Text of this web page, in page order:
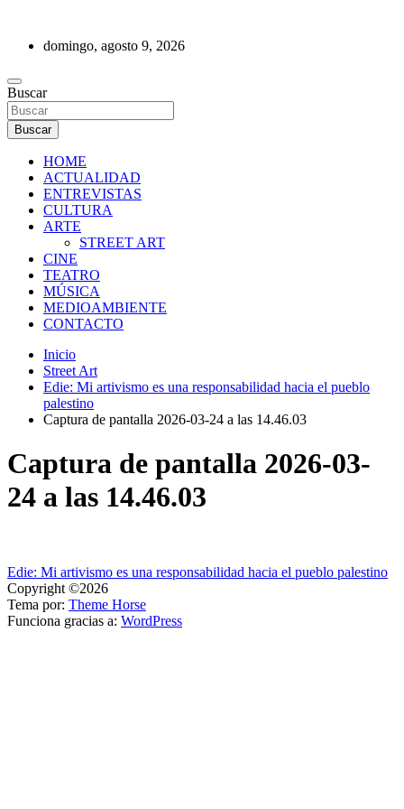
contenidodomingo, agosto 9, 2026
REVISTA DE PRENSA
Buscar
Buscar
HOME
ACTUALIDAD
ENTREVISTAS
CULTURA
ARTE
STREET ART
CINE
TEATRO
MÚSICA
MEDIOAMBIENTE
CONTACTO
Inicio
Street Art
Edie: Mi artivismo es una responsabilidad hacia el pueblo
palestino
Captura de pantalla 2026-03-24 a las 14.46.03
Captura de pantalla 2026-03-
24 a las 14.46.03
Navegación
de
entradas
Edie: Mi artivismo es una responsabilidad hacia el pueblo palestino
Copyright ©2026
Tema por: Theme Horse
Funciona gracias a: WordPress